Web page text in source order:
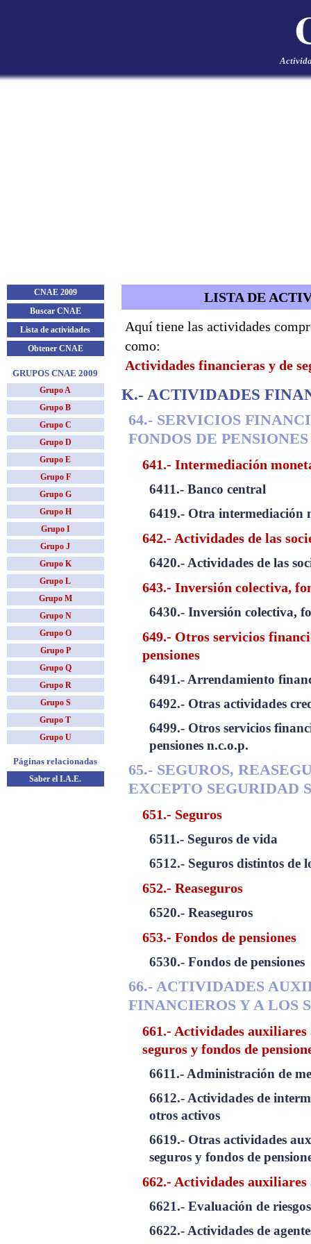
LISTA DE
Aquí tiene las actividades
como:
Actividades financieras y de
K.- ACTIVIDADES
64.- SERVICIOS
FONDOS DE PENSIONES
641.- Intermediación
6411.- Banco central
6419.- Otra intermediación
642.- Actividades de las
6420.- Actividades de las
643.- Inversión colectiva,
6430.- Inversión colectiva,
649.- Otros servicios
pensiones
6491.- Arrendamiento
6492.- Otras actividades
6499.- Otros servicios
pensiones n.c.o.p.
65.- SEGUROS,
EXCEPTO SEGURIDAD
651.- Seguros
6511.- Seguros de vida
6512.- Seguros distintos de
652.- Reaseguros
6520.- Reaseguros
653.- Fondos de pensiones
6530.- Fondos de pensiones
66.- ACTIVIDADES
FINANCIEROS Y A LOS
661.- Actividades
seguros y fondos de
6611.- Administración de
6612.- Actividades de
otros activos
6619.- Otras actividades
seguros y fondos de
662.- Actividades auxiliares
6621.- Evaluación de
6622.- Actividades de
CNAE 2009
Buscar CNAE
Lista de actividades
Obtener CNAE
GRUPOS CNAE 2009
Grupo A
Grupo B
Grupo C
Grupo D
Grupo E
Grupo F
Grupo G
Grupo H
Grupo I
Grupo J
Grupo K
Grupo L
Grupo M
Grupo N
Grupo O
Grupo P
Grupo Q
Grupo R
Grupo S
Grupo T
Grupo U
Páginas relacionadas
Saber el I.A.E.